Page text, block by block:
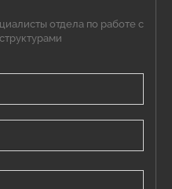
отдела по работе с